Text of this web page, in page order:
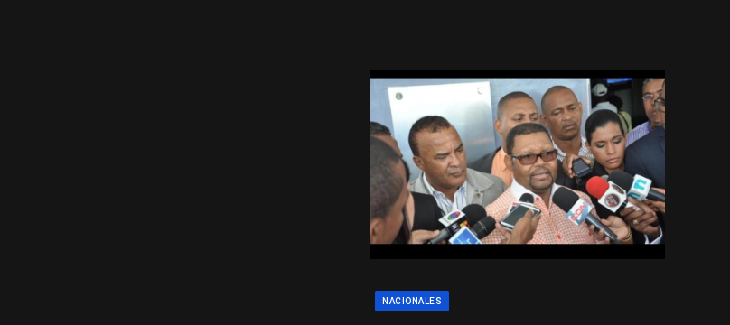
NACIONALES